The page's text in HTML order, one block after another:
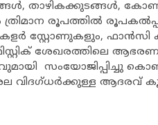
താഴികക്കുടങ്ങൾ,
രൂപത്തിൽ
കളർ സ്റ്റോണുകളും,
ശേഖരത്തിലെ
സംയോജിപ്പിച്ചു
വിദഗ്ധർക്കുള്ള ആദരവ്